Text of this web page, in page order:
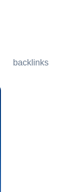
backlinks